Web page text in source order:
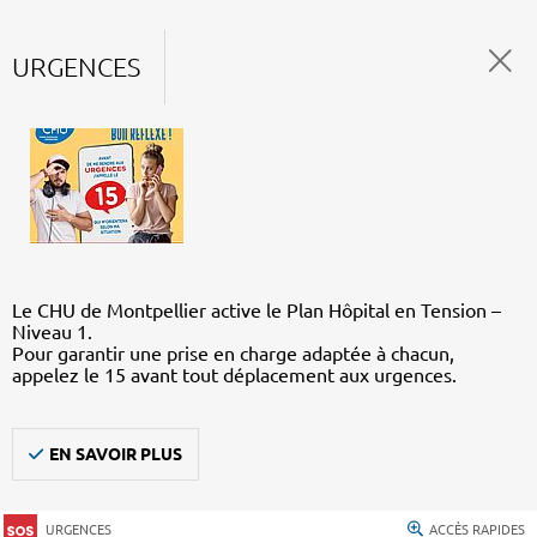
URGENCES
Le CHU de Montpellier active le Plan Hôpital en Tension –
Niveau 1.
Pour garantir une prise en charge adaptée à chacun,
appelez le 15 avant tout déplacement aux urgences.
EN SAVOIR PLUS
URGENCES ACCÈS RAPIDES